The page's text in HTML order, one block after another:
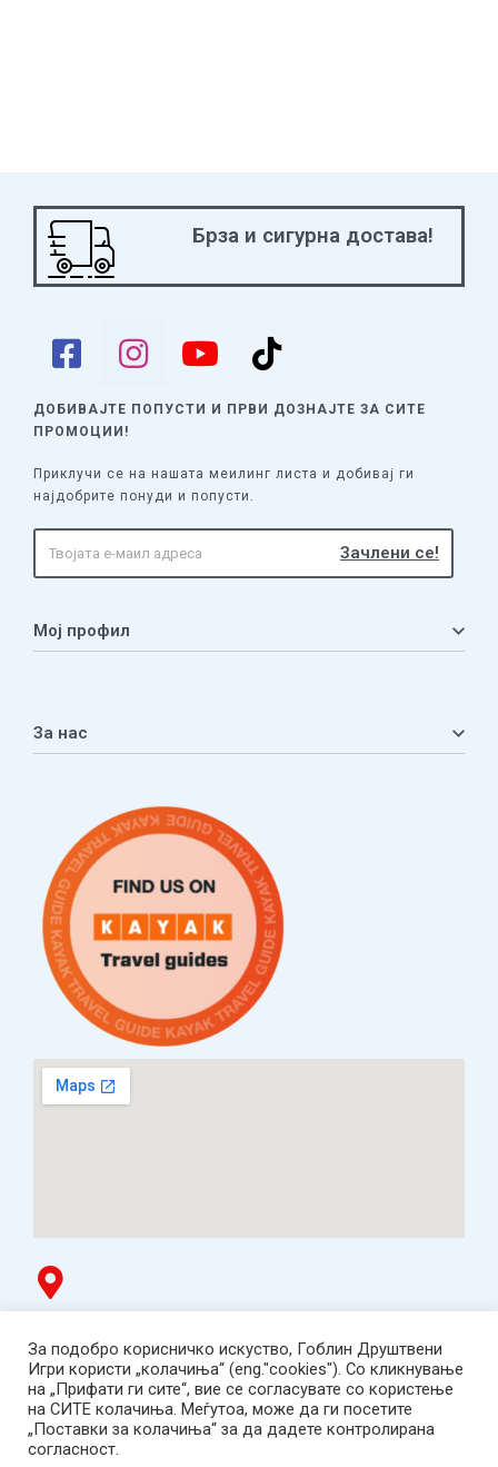
Брза и сигурна достава!
ДОБИВАЈТЕ ПОПУСТИ И ПРВИ ДОЗНАЈТЕ ЗА СИТЕ
ПРОМОЦИИ!
Приклучи се на нашата меилинг листа и добивај ги
најдобрите понуди и попусти.
Мој профил
Листа на желби
За нас
Услови за плаќање и испорака
Наши партнери
ТЦ Буњаковец - 1. кат, Скопје.
Tел: 078 669 482
Работно време: пон-пет 12:00-19:00 /саб 12:00-17:00
2001-2026 Goblin Games, All Rights Reserved.
Гоблин ДОО, Скопје. Даночен број:
За подобро корисничко искуство, Гоблин Друштвени
Игри користи „колачиња“ (eng."cookies"). Со кликнување
на „Прифати ги сите“, вие се согласувате со користење
на СИТЕ колачиња. Меѓутоа, може да ги посетите
„Поставки за колачиња“ за да дадете контролирана
согласност.